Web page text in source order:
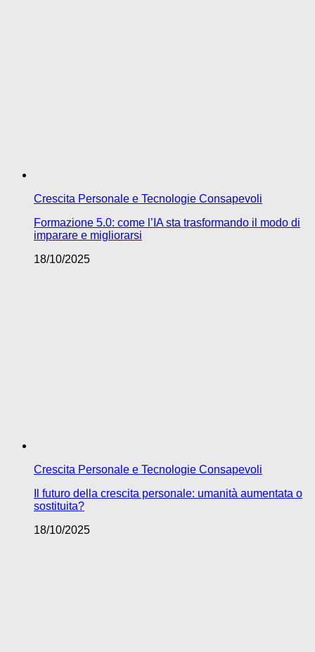
Crescita Personale e Tecnologie Consapevoli
Formazione 5.0: come l’IA sta trasformando il modo di
imparare e migliorarsi
18/10/2025
Crescita Personale e Tecnologie Consapevoli
Il futuro della crescita personale: umanità aumentata o
sostituita?
18/10/2025